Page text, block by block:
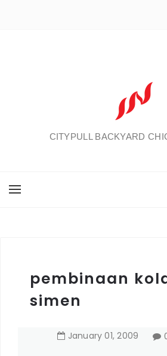
CITYPULL BACKYARD
pembinaan
simen
January 01,2009